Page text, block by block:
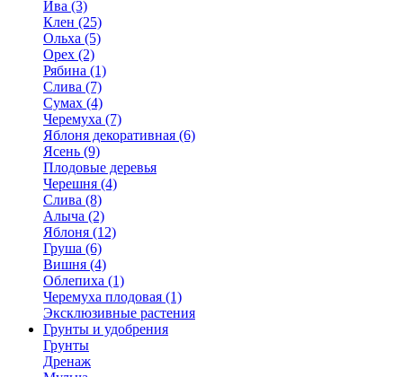
Ива (3)
Клен (25)
Ольха (5)
Орех (2)
Рябина (1)
Слива (7)
Сумах (4)
Черемуха (7)
Яблоня декоративная (6)
Ясень (9)
Плодовые деревья
Черешня (4)
Слива (8)
Алыча (2)
Яблоня (12)
Груша (6)
Вишня (4)
Облепиха (1)
Черемуха плодовая (1)
Эксклюзивные растения
Грунты и удобрения
Грунты
Дренаж